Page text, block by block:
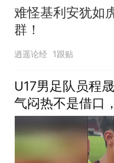
难怪基利安犹如
群！
逍遥论经 1跟贴
U17男足队员程
气闷热不是借口